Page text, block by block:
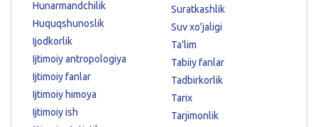
Hunarmandchilik
Huquqshunoslik
Ijodkorlik
Ijtimoiy antropologiya
Ijtimoiy fanlar
Ijtimoiy himoya
Ijtimoiy ish
Suratkashlik
Suv xo'jaligi
Ta'lim
Tabiiy fanlar
Tadbirkorlik
Tarix
Tarjimonlik